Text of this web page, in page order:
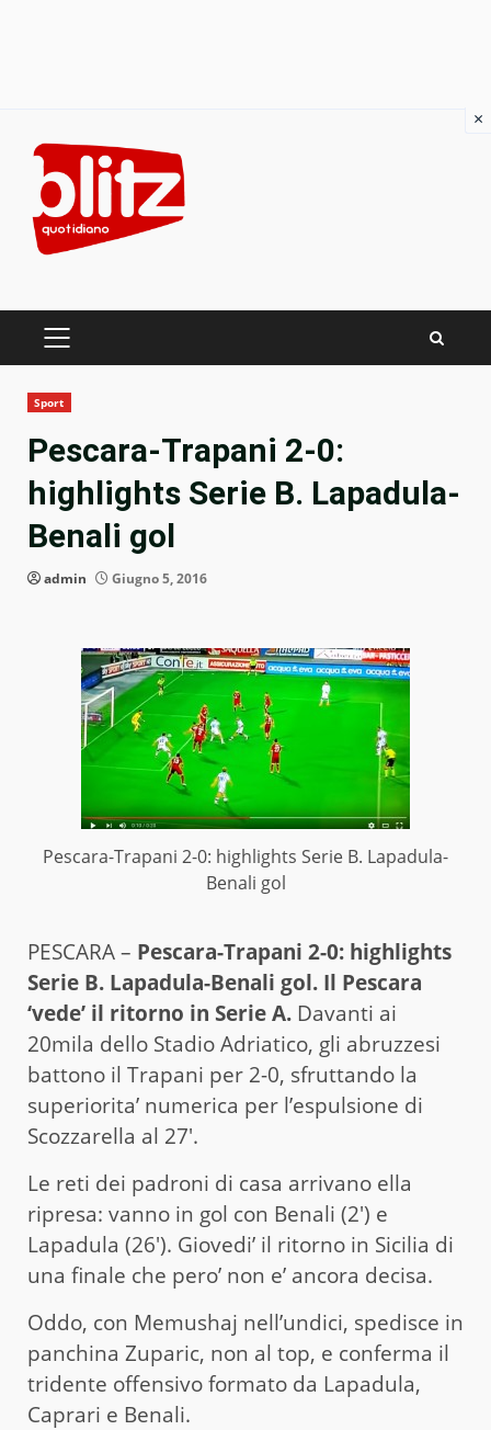
content
PRIMARY
Sport
Pescara-Trapani 2-0:
highlights Serie B. Lapadula-
Benali gol
admin Giugno 5, 2016
Pescara-Trapani 2-0: highlights Serie B. Lapadula-
Benali gol
PESCARA – Pescara-Trapani 2-0: highlights
Serie B. Lapadula-Benali gol. Il Pescara
‘vede’ il ritorno in Serie A. Davanti ai
20mila dello Stadio Adriatico, gli abruzzesi
battono il Trapani per 2-0, sfruttando la
superiorita’ numerica per l’espulsione di
Scozzarella al 27′.
Le reti dei padroni di casa arrivano ella
ripresa: vanno in gol con Benali (2′) e
Lapadula (26′). Giovedi’ il ritorno in Sicilia di
una finale che pero’ non e’ ancora decisa.
Oddo, con Memushaj nell’undici, spedisce in
panchina Zuparic, non al top, e conferma il
tridente offensivo formato da Lapadula,
Caprari e Benali.
×